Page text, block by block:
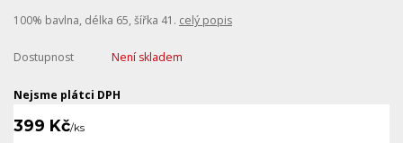
100% bavlna, délka 65, šířka 41. celý popis
Dostupnost Není skladem
Nejsme plátci DPH
399 Kč/ks